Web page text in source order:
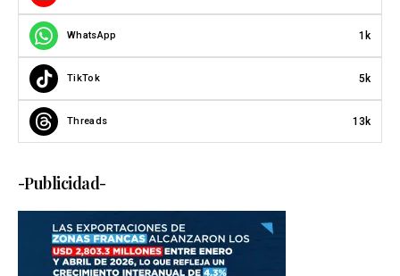
WhatsApp 1k
TikTok 5k
Threads 13k
-Publicidad-